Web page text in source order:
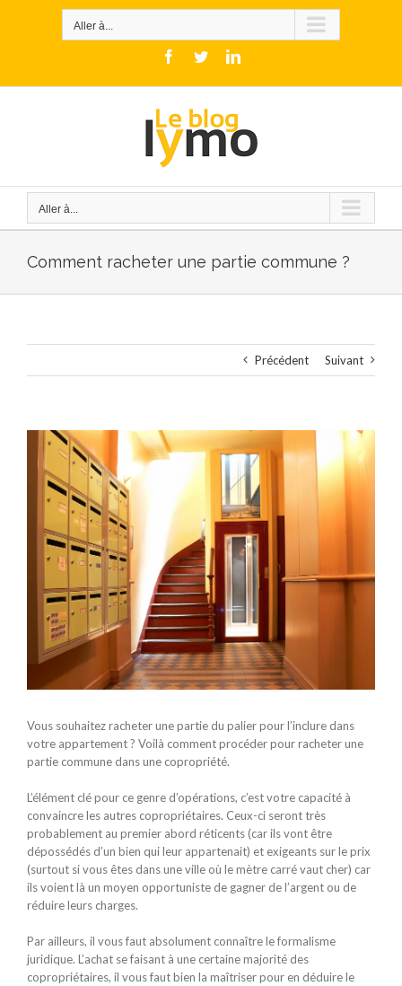
Aller à...
Facebook
TwitterLinkedIn
Aller à...
Comment racheter une partie commune ?
Précédent Suivant
l'image
agrandie
Vous souhaitez racheter une partie du palier pour l’inclure dans
votre appartement ? Voilà comment procéder pour racheter une
partie commune dans une copropriété.
L’élément clé pour ce genre d’opérations, c’est votre capacité à
convaincre les autres copropriétaires. Ceux-ci seront très
probablement au premier abord réticents (car ils vont être
dépossédés d’un bien qui leur appartenait) et exigeants sur le prix
(surtout si vous êtes dans une ville où le mètre carré vaut cher) car
ils voient là un moyen opportuniste de gagner de l’argent ou de
réduire leurs charges.
Par ailleurs, il vous faut absolument connaître le formalisme
juridique. L’achat se faisant à une certaine majorité des
copropriétaires, il vous faut bien la maîtriser pour en déduire le